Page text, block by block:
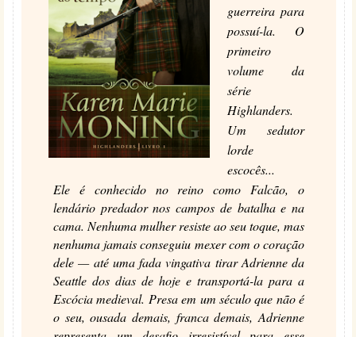
guerreira para
possuí-la. O
primeiro
volume da
série
Highlanders.
Um sedutor
lorde
escocês...
Ele é conhecido no reino como Falcão, o
lendário predador nos campos de batalha e na
cama. Nenhuma mulher resiste ao seu toque, mas
nenhuma jamais conseguiu mexer com o coração
dele — até uma fada vingativa tirar Adrienne da
Seattle dos dias de hoje e transportá-la para a
Escócia medieval. Presa em um século que não é
o seu, ousada demais, franca demais, Adrienne